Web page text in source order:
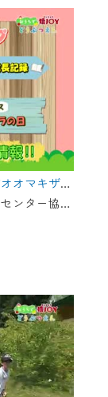
おうちで猿ジョイどうぶつえん～シロガオオマキザル～（2024年9月16日初回放送）
世界屈指のサル類動物園・日本モンキーセンター協力の親子で学べる動物番組。